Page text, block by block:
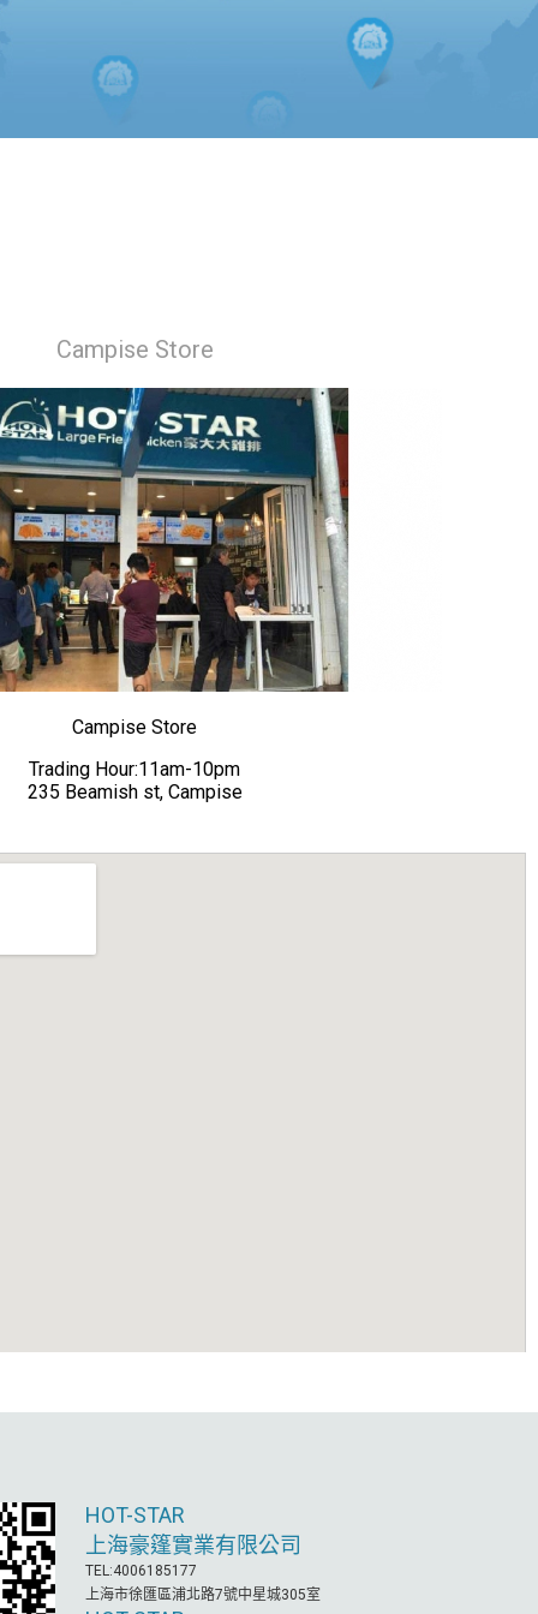
Campise Store
Campise Store
Trading Hour:11am-10pm
235 Beamish st, Campise
HOT-STAR
上海豪篷實業有限公司
TEL:4006185177
上海市徐匯區浦北路7號中星城305室